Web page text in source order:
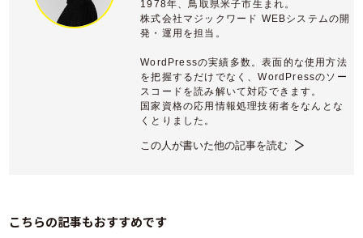
1978年、鳥取県米子市生まれ。
株式会社マジックワード WEBシステムの開
発・運用を担当。
WordPressの実績多数。表面的な使用方法
を把握するだけでなく、WordPressのソー
スコードを読み解いて対応できます。
国家資格の応用情報処理技術者をなんとな
くとりました。
この人が書いた他の記事を読む
こちらの記事もおすすめです